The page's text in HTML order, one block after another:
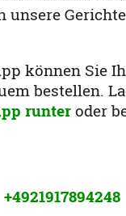
unsere
können Sie
bestellen.
runter oder
+4921917894248